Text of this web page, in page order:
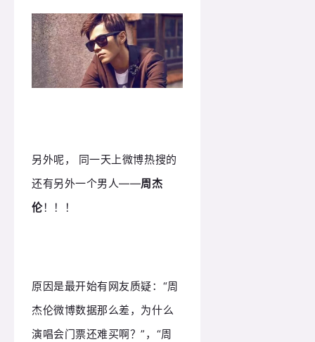
另外呢， 同一天上微博热搜的
还有另外一个男人——周杰
伦！！！
原因是最开始有网友质疑：“周
杰伦微博数据那么差，为什么
演唱会门票还难买啊？”，“周